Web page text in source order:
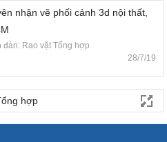
nhận vẽ phối cảnh 3d nội thất,
đàn: Rao vặt Tổng hợp
28/7/19
hợp